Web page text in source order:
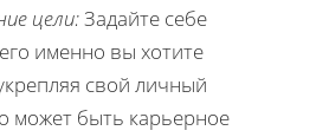
цели:Задайте себе
именно вы хотите
свой личный
может быть карьерное